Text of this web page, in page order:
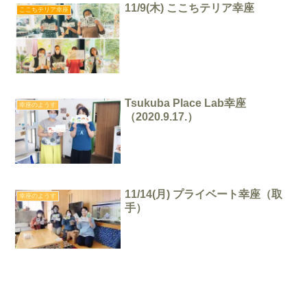
ここちテリア幸座 11/9(木) ここちテリア幸座
幸座のようす
Tsukuba Place Lab幸座
（2020.9.17.）
幸座のようす
11/14(月) プライベート幸座（取
手）